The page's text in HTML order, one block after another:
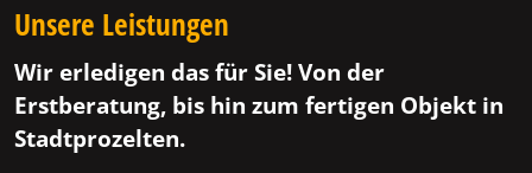
Unsere Leistungen
Wir erledigen das für Sie! Von der
Erstberatung, bis hin zum fertigen Objekt in
Stadtprozelten.